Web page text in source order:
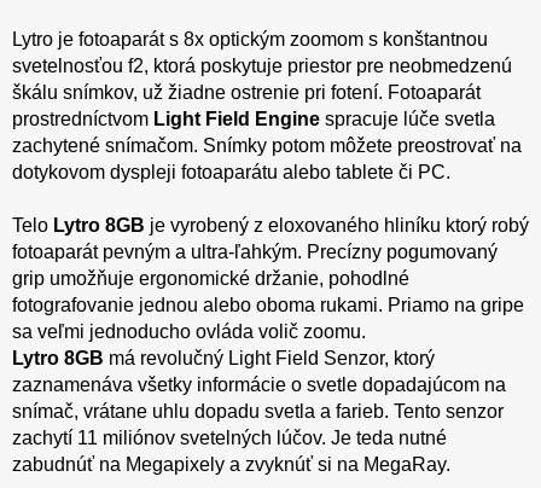
Lytro je fotoaparát s 8x optickým zoomom s konštantnou
svetelnosťou f2, ktorá poskytuje priestor pre neobmedzenú
škálu snímkov, už žiadne ostrenie pri fotení. Fotoaparát
prostredníctvom Light Field Engine spracuje lúče svetla
zachytené snímačom. Snímky potom môžete preostrovať na
dotykovom dyspleji fotoaparátu alebo tablete či PC.
Telo Lytro 8GB je vyrobený z eloxovaného hliníku ktorý robý
fotoaparát pevným a ultra-ľahkým. Precízny pogumovaný
grip umožňuje ergonomické držanie, pohodlné
fotografovanie jednou alebo oboma rukami. Priamo na gripe
sa veľmi jednoducho ovláda volič zoomu.
Lytro 8GB má revolučný Light Field Senzor, ktorý
zaznamenáva všetky informácie o svetle dopadajúcom na
snímač, vrátane uhlu dopadu svetla a farieb. Tento senzor
zachytí 11 miliónov svetelných lúčov. Je teda nutné
zabudnúť na Megapixely a zvyknúť si na MegaRay.